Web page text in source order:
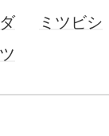
ミツビシ